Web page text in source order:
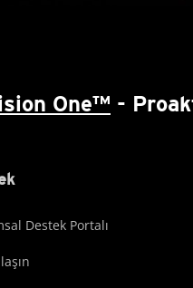
One™ -
Destek Portalı